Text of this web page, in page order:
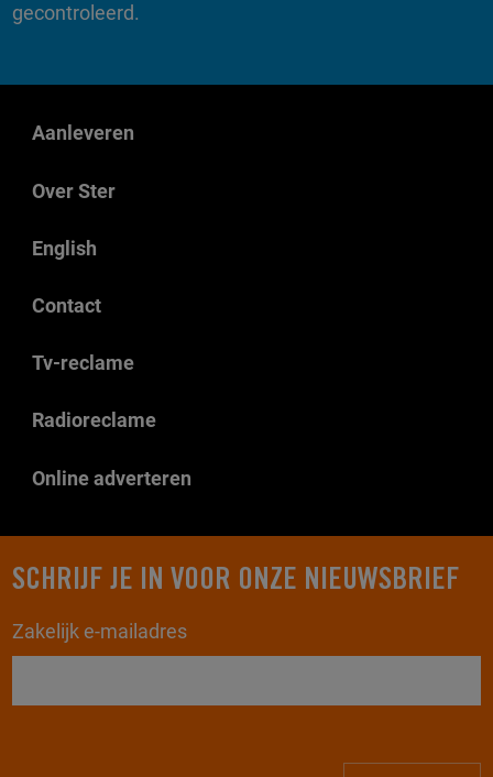
gecontroleerd.
Aanleveren
Over Ster
English
Contact
Tv-reclame
Radioreclame
Online adverteren
SCHRIJF JE IN VOOR ONZE NIEUWSBRIEF
Zakelijk e-mailadres